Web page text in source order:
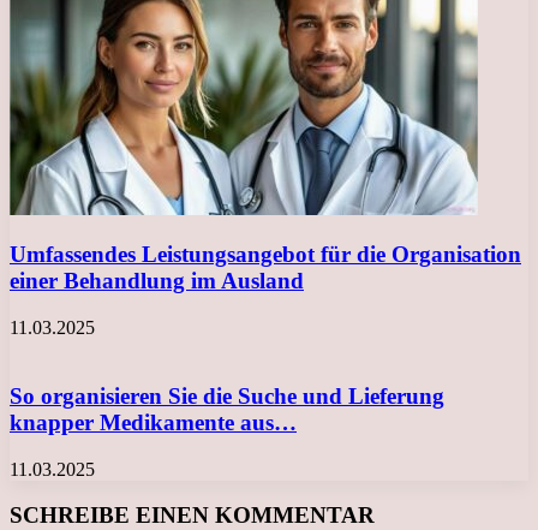
Umfassendes Leistungsangebot für die Organisation
einer Behandlung im Ausland
11.03.2025
So organisieren Sie die Suche und Lieferung
knapper Medikamente aus…
11.03.2025
SCHREIBE EINEN KOMMENTAR